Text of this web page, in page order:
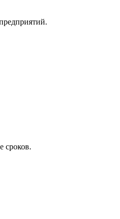
сроков.